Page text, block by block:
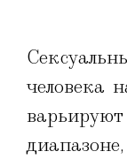
человека